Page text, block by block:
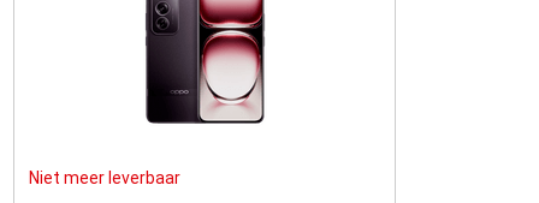
Niet meer leverbaar